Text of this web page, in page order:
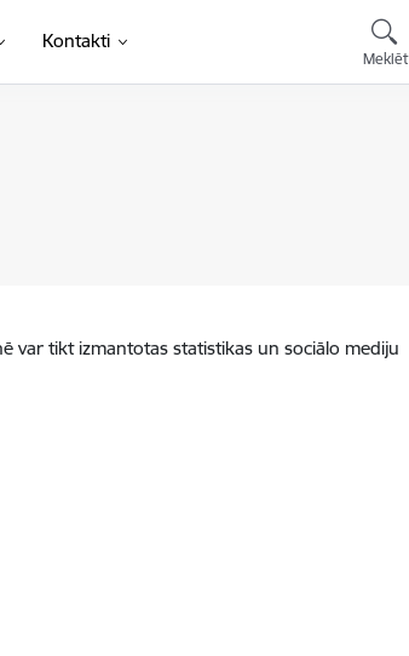
Kontakti
Meklēt
var tikt izmantotas statistikas un sociālo mediju